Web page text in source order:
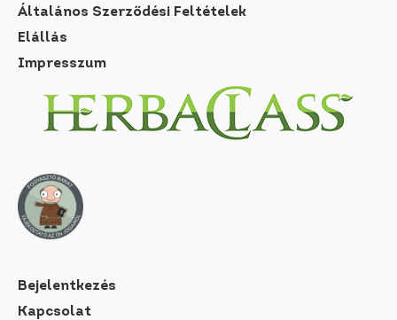
Általános Szerződési Feltételek
Elállás
Impresszum
Bejelentkezés
Kapcsolat